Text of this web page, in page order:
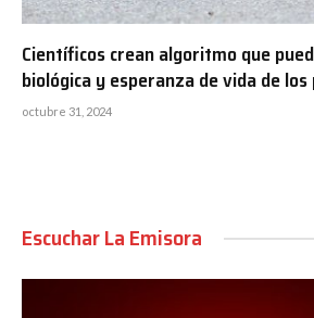
Científicos crean algoritmo que
biológica y esperanza de vida de
octubre 31, 2024
Escuchar La Emisora